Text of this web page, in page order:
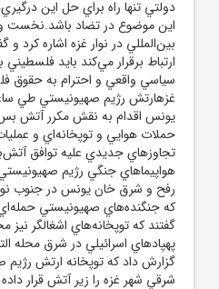
دولتي تنها راه براي حل اين
اين موضوع در تضاد باشد.نخست
بين‌المللي در نوار غزه اشاره کرد
ارتباط برقرار مي‌کند بايد
سياسي واقعي و احترام به حقوق
غزهارتش رژيم صهيونيستي طي
يونس اقدام به نقش مکرر آتش بس
حملات هوايي و توپخانه‌اي و
تجاوزهاي جديدي عليه توافق
هواپيماهاي جنگي رژيم صهيونيستي
رفح و شرق خان يونس در جنوب
که جنگنده‌هاي صهيونيستي
گفتند که توپخانه‌هاي اشغالگر نيز
پهپادهاي اسرائيلي در شرق محله
گزارش داد که توپخانه ارتش
شرقي شهر غزه را زير آتش قرار